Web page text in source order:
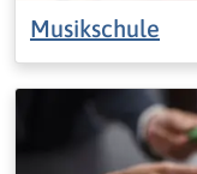
Musikschule